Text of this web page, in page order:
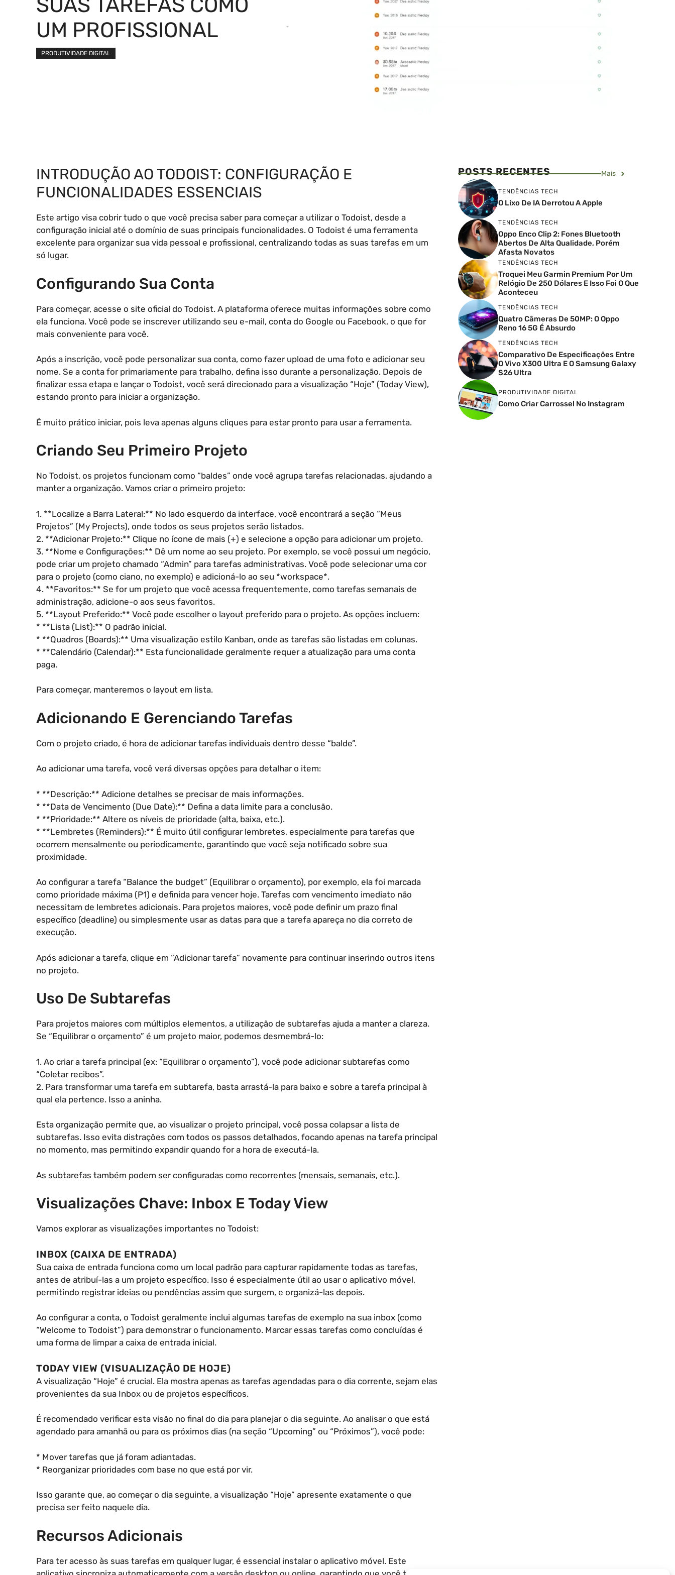
UM PROFISSIONAL
PRODUTIVIDADE DIGITAL
INTRODUÇÃO AO TODOIST: CONFIGURAÇÃO E
FUNCIONALIDADES ESSENCIAIS
Este artigo visa cobrir tudo o que você precisa saber para começar a utilizar o Todoist, desde a
configuração inicial até o domínio de suas principais funcionalidades. O Todoist é uma ferramenta
excelente para organizar sua vida pessoal e profissional, centralizando todas as suas tarefas em um
só lugar.
Configurando Sua Conta
Para começar, acesse o site oficial do Todoist. A plataforma oferece muitas informações sobre como
ela funciona. Você pode se inscrever utilizando seu e-mail, conta do Google ou Facebook, o que for
mais conveniente para você.
Após a inscrição, você pode personalizar sua conta, como fazer upload de uma foto e adicionar seu
nome. Se a conta for primariamente para trabalho, defina isso durante a personalização. Depois de
finalizar essa etapa e lançar o Todoist, você será direcionado para a visualização “Hoje” (Today View),
estando pronto para iniciar a organização.
É muito prático iniciar, pois leva apenas alguns cliques para estar pronto para usar a ferramenta.
Criando Seu Primeiro Projeto
No Todoist, os projetos funcionam como “baldes” onde você agrupa tarefas relacionadas, ajudando a
manter a organização. Vamos criar o primeiro projeto:
1. **Localize a Barra Lateral:** No lado esquerdo da interface, você encontrará a seção “Meus
Projetos” (My Projects), onde todos os seus projetos serão listados.
2. **Adicionar Projeto:** Clique no ícone de mais (+) e selecione a opção para adicionar um projeto.
3. **Nome e Configurações:** Dê um nome ao seu projeto. Por exemplo, se você possui um negócio,
pode criar um projeto chamado “Admin” para tarefas administrativas. Você pode selecionar uma cor
para o projeto (como ciano, no exemplo) e adicioná-lo ao seu *workspace*.
4. **Favoritos:** Se for um projeto que você acessa frequentemente, como tarefas semanais de
administração, adicione-o aos seus favoritos.
5. **Layout Preferido:** Você pode escolher o layout preferido para o projeto. As opções incluem:
* **Lista (List):** O padrão inicial.
* **Quadros (Boards):** Uma visualização estilo Kanban, onde as tarefas são listadas em colunas.
* **Calendário (Calendar):** Esta funcionalidade geralmente requer a atualização para uma conta
paga.
Para começar, manteremos o layout em lista.
Adicionando E Gerenciando Tarefas
Com o projeto criado, é hora de adicionar tarefas individuais dentro desse “balde”.
Ao adicionar uma tarefa, você verá diversas opções para detalhar o item:
* **Descrição:** Adicione detalhes se precisar de mais informações.
* **Data de Vencimento (Due Date):** Defina a data limite para a conclusão.
* **Prioridade:** Altere os níveis de prioridade (alta, baixa, etc.).
* **Lembretes (Reminders):** É muito útil configurar lembretes, especialmente para tarefas que
ocorrem mensalmente ou periodicamente, garantindo que você seja notificado sobre sua
proximidade.
Ao configurar a tarefa “Balance the budget” (Equilibrar o orçamento), por exemplo, ela foi marcada
como prioridade máxima (P1) e definida para vencer hoje. Tarefas com vencimento imediato não
necessitam de lembretes adicionais. Para projetos maiores, você pode definir um prazo final
específico (deadline) ou simplesmente usar as datas para que a tarefa apareça no dia correto de
execução.
Após adicionar a tarefa, clique em “Adicionar tarefa” novamente para continuar inserindo outros itens
no projeto.
Uso De Subtarefas
Para projetos maiores com múltiplos elementos, a utilização de subtarefas ajuda a manter a clareza.
Se “Equilibrar o orçamento” é um projeto maior, podemos desmembrá-lo:
1. Ao criar a tarefa principal (ex: “Equilibrar o orçamento”), você pode adicionar subtarefas como
“Coletar recibos”.
2. Para transformar uma tarefa em subtarefa, basta arrastá-la para baixo e sobre a tarefa principal à
qual ela pertence. Isso a aninha.
Esta organização permite que, ao visualizar o projeto principal, você possa colapsar a lista de
subtarefas. Isso evita distrações com todos os passos detalhados, focando apenas na tarefa principal
no momento, mas permitindo expandir quando for a hora de executá-la.
As subtarefas também podem ser configuradas como recorrentes (mensais, semanais, etc.).
Visualizações Chave: Inbox E Today View
Vamos explorar as visualizações importantes no Todoist:
INBOX (CAIXA DE ENTRADA)
Sua caixa de entrada funciona como um local padrão para capturar rapidamente todas as tarefas,
antes de atribuí-las a um projeto específico. Isso é especialmente útil ao usar o aplicativo móvel,
permitindo registrar ideias ou pendências assim que surgem, e organizá-las depois.
Ao configurar a conta, o Todoist geralmente inclui algumas tarefas de exemplo na sua inbox (como
“Welcome to Todoist”) para demonstrar o funcionamento. Marcar essas tarefas como concluídas é
uma forma de limpar a caixa de entrada inicial.
TODAY VIEW (VISUALIZAÇÃO DE HOJE)
A visualização “Hoje” é crucial. Ela mostra apenas as tarefas agendadas para o dia corrente, sejam elas
provenientes da sua Inbox ou de projetos específicos.
É recomendado verificar esta visão no final do dia para planejar o dia seguinte. Ao analisar o que está
agendado para amanhã ou para os próximos dias (na seção “Upcoming” ou “Próximos”), você pode:
* Mover tarefas que já foram adiantadas.
* Reorganizar prioridades com base no que está por vir.
Isso garante que, ao começar o dia seguinte, a visualização “Hoje” apresente exatamente o que
precisa ser feito naquele dia.
Recursos Adicionais
Para ter acesso às suas tarefas em qualquer lugar, é essencial instalar o aplicativo móvel. Este
POSTS RECENTES Mais
TENDÊNCIAS TECH
O Lixo De IA Derrotou A Apple
TENDÊNCIAS TECH
Oppo Enco Clip 2: Fones Bluetooth
Abertos De Alta Qualidade, Porém
Afasta Novatos
TENDÊNCIAS TECH
Troquei Meu Garmin Premium Por Um
Relógio De 250 Dólares E Isso Foi O Que
Aconteceu
TENDÊNCIAS TECH
Quatro Câmeras De 50MP: O Oppo
Reno 16 5G É Absurdo
TENDÊNCIAS TECH
Comparativo De Especificações Entre
O Vivo X300 Ultra E O Samsung Galaxy
S26 Ultra
PRODUTIVIDADE DIGITAL
Como Criar Carrossel No Instagram